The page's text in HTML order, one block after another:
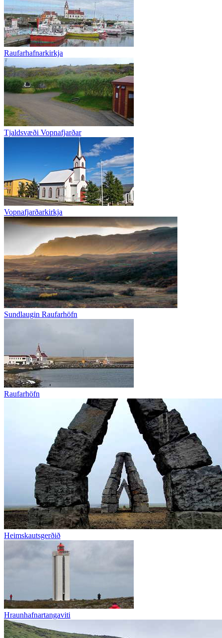
Raufarhafnarkirkja
Tjaldsvæði Vopnafjarðar
Vopnafjarðarkirkja
Sundlaugin Raufarhöfn
Raufarhöfn
Heimskautsgerðið
Hraunhafnartangaviti